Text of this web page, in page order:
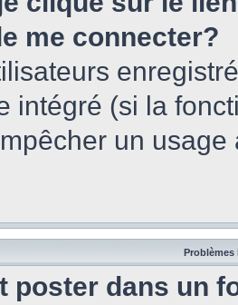
me connecter?
intégré (si la
un
Problèmes
poster dans un